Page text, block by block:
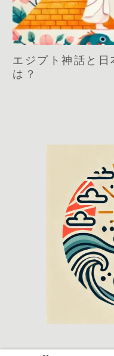
エジプト神話と
は？